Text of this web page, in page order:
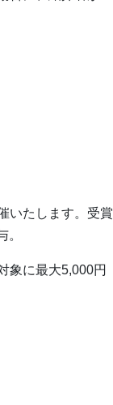
いたします。受賞
象に最⼤5,000円